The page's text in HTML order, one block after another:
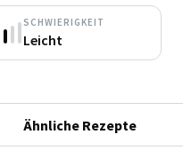
SCHWIERIGKEIT
Leicht
Ähnliche Rezepte